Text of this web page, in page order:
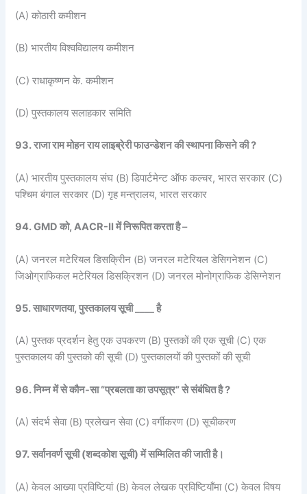
(A) कोठारी कमीशन
(B) भारतीय विश्वविद्यालय कमीशन
(C) राधाकृष्णन के. कमीशन
(D) पुस्तकालय सलाहकार समिति
93. राजा राम मोहन राय लाइब्रेरी फाउन्डेशन की स्थापना किसने की ?
(A) भारतीय पुस्तकालय संघ (B) डिपार्टमेन्ट ऑफ कल्चर, भारत सरकार (C)
पश्चिम बंगाल सरकार (D) गृह मन्त्रालय, भारत सरकार
94. GMD को, AACR-II में निरूपित करता है –
(A) जनरल मटेरियल डिसक्रिीन (B) जनरल मटेरियल डेसिगनेशन (C)
जिओग्राफिकल मटेरियल डिसक्रिशन (D) जनरल मोनोग्राफिक डेसिग्नेशन
95. साधारणतया, पुस्तकालय सूची ____ है
(A) पुस्तक प्रदर्शन हेतु एक उपकरण (B) पुस्तकों की एक सूची (C) एक
पुस्तकालय की पुस्तको की सूची (D) पुस्तकालयों की पुस्तकों की सूची
96. निम्न में से कौन-सा “प्रबलता का उपसूत्र” से संबंधित है ?
(A) संदर्भ सेवा (B) प्रलेखन सेवा (C) वर्गीकरण (D) सूचीकरण
97. सर्वानवर्ण सूची (शब्दकोश सूची) में सम्मिलित की जाती है।
(A) केवल आख्या प्रविष्टियां (B) केवल लेखक प्रविष्टियाँमा (C) केवल विषय